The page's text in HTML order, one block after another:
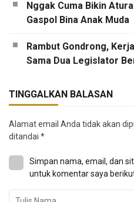
Nggak Cuma Bikin
Gaspol Bina Anak Muda
Rambut Gondrong,
Sama Dua Legislator
TINGGALKAN BALASAN
Alamat email Anda tidak akan
ditandai *
Simpan nama, email, dan
untuk komentar saya